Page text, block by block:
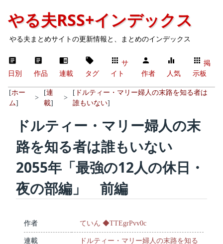
やる夫RSS+インデックス
やる夫まとめサイトの更新情報と、まとめのインデックス
日別 作品 連載 タグ
サ
イト
作者 人気
掲
示板
[ホー
ム]
>
[連
載]
>
[ ドルティー・マリー婦人の末路を知る者は
誰もいない]
ドルティー・マリー婦人の末
路を知る者は誰もいない
2055年「最強の12人の休日・
夜の部編」 前編
作者 ていん ◆TTEgrPvv0c
連載
ドルティー・マリー婦人の末路を知る